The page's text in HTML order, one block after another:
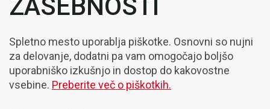
Kontaktirajte našega svetovalcaMarketing
marketing@domel.com
ZASEBNOSTI
Spletno mesto uporablja piškotke. Osnovni so nujni
za delovanje, dodatni pa vam omogočajo boljšo
uporabniško izkušnjo in dostop do kakovostne
vsebine. Preberite več o piškotkih.